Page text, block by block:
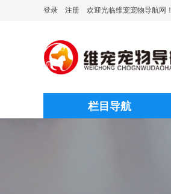
登录 注册 欢迎光临维宠宠物导航网！
栏目导航